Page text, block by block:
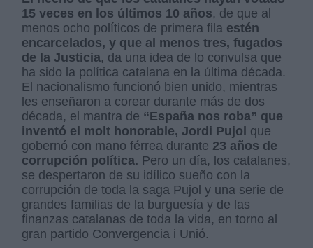
15 veces en los últimos 10 años, de que al
menos ocho políticos de primera fila estén
encarcelados, y que al menos tres, fugados
de la Justicia, da una idea de lo convulsa que
ha sido la política catalana en la última década.
El nacionalismo funcionó bien unido, mientras
les enseñaron a corear durante más de dos
década, el mantra de “España nos roba” que
inventó el molt honorable, Jordi Pujol que
gobernó con mano férrea durante 23 años de
corrupción política. Pero un día, los catalanes,
se despertaron de su idílico sueño con la
corrupción de toda la saga Pujol y una serie de
grandes familias de la burguesía y de las
finanzas catalanas de toda la vida, en torno al
gran partido Convergencia i Unió.